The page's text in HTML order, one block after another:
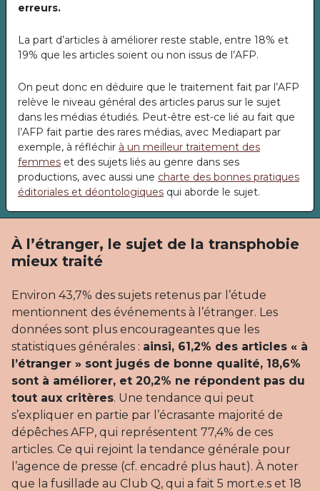
erreurs.
La part d’articles à améliorer reste stable, entre 18% et
19% que les articles soient ou non issus de l’AFP.
On peut donc en déduire que le traitement fait par l’AFP
relève le niveau général des articles parus sur le sujet
dans les médias étudiés. Peut-être est-ce lié au fait que
l’AFP fait partie des rares médias, avec Mediapart par
exemple, à réfléchir à un meilleur traitement des
femmes et des sujets liés au genre dans ses
productions, avec aussi une charte des bonnes pratiques
éditoriales et déontologiques qui aborde le sujet.
À l’étranger, le sujet de la transphobie
mieux traité
Environ 43,7% des sujets retenus par l’étude
mentionnent des événements à l’étranger. Les
données sont plus encourageantes que les
statistiques générales : ainsi, 61,2% des articles « à
l’étranger » sont jugés de bonne qualité, 18,6%
sont à améliorer, et 20,2% ne répondent pas du
tout aux critères. Une tendance qui peut
s’expliquer en partie par l’écrasante majorité de
dépêches AFP, qui représentent 77,4% de ces
articles. Ce qui rejoint la tendance générale pour
l’agence de presse (cf. encadré plus haut). À noter
que la fusillade au Club Q, qui a fait 5 mort.e.s et 18